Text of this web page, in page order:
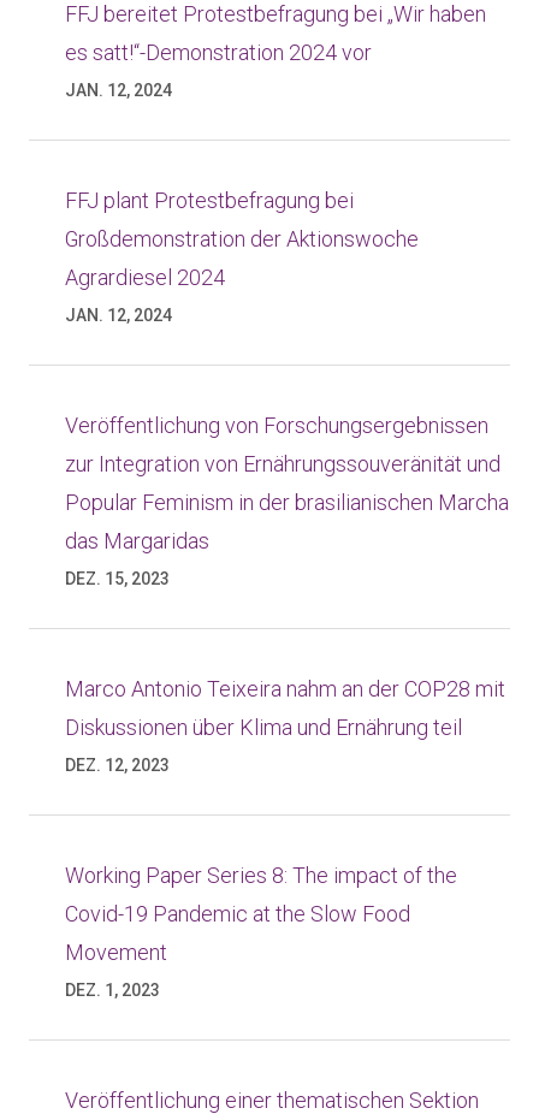
FFJ bereitet Protestbefragung bei „Wir haben
es satt!“-Demonstration 2024 vor
JAN. 12, 2024
FFJ plant Protestbefragung bei
Großdemonstration der Aktionswoche
Agrardiesel 2024
JAN. 12, 2024
Veröffentlichung von Forschungsergebnissen
zur Integration von Ernährungssouveränität und
Popular Feminism in der brasilianischen Marcha
das Margaridas
DEZ. 15, 2023
Marco Antonio Teixeira nahm an der COP28 mit
Diskussionen über Klima und Ernährung teil
DEZ. 12, 2023
Working Paper Series 8: The impact of the
Covid-19 Pandemic at the Slow Food
Movement
DEZ. 1, 2023
Veröffentlichung einer thematischen Sektion